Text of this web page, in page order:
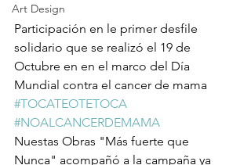
Art Design
Participación en le primer desfile
solidario que se realizó el 19 de
Octubre en en el marco del Día
Mundial contra el cancer de mama
#TOCATEOTETOCA
#NOALCANCERDEMAMA
Nuestas Obras "Más fuerte que
Nunca" acompañó a la campaña ya